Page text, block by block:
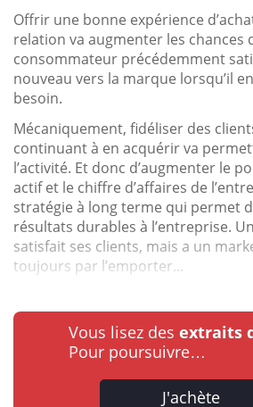
Offrir une bonne expérience
relation va augmenter les chances
consommateur précédemment
nouveau vers la marque lorsqu’il
besoin.
Mécaniquement, fidéliser des
continuant à en acquérir va
l’activité. Et donc d’augmenter le
actif et le chiffre d’affaires de
stratégie à long terme qui permet
résultats durables à l’entreprise.
satisfait ses clients, mais a un
toujours par l’emporter...
Vous lisez des extraits
Pour poursuivre…
J'achète